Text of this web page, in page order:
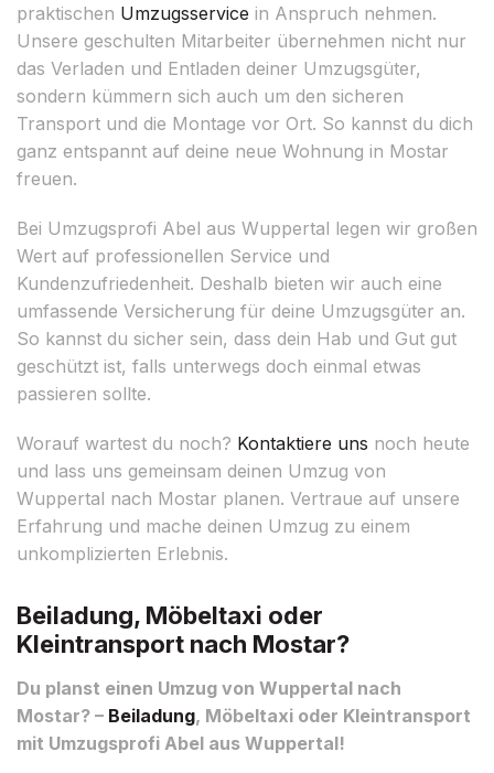
praktischen Umzugsservice in Anspruch nehmen.
Unsere geschulten Mitarbeiter übernehmen nicht nur
das Verladen und Entladen deiner Umzugsgüter,
sondern kümmern sich auch um den sicheren
Transport und die Montage vor Ort. So kannst du dich
ganz entspannt auf deine neue Wohnung in Mostar
freuen.
Bei Umzugsprofi Abel aus Wuppertal legen wir großen
Wert auf professionellen Service und
Kundenzufriedenheit. Deshalb bieten wir auch eine
umfassende Versicherung für deine Umzugsgüter an.
So kannst du sicher sein, dass dein Hab und Gut gut
geschützt ist, falls unterwegs doch einmal etwas
passieren sollte.
Worauf wartest du noch? Kontaktiere uns noch heute
und lass uns gemeinsam deinen Umzug von
Wuppertal nach Mostar planen. Vertraue auf unsere
Erfahrung und mache deinen Umzug zu einem
unkomplizierten Erlebnis.
Beiladung, Möbeltaxi oder
Kleintransport nach Mostar?
Du planst einen Umzug von Wuppertal nach
Mostar? – Beiladung, Möbeltaxi oder Kleintransport
mit Umzugsprofi Abel aus Wuppertal!